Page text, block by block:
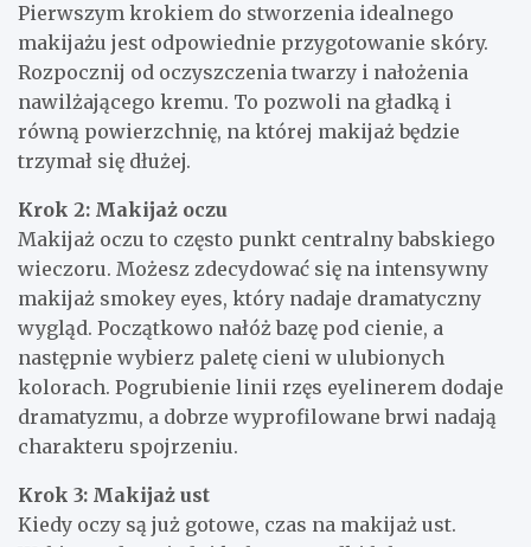
Pierwszym krokiem do stworzenia idealnego
makijażu jest odpowiednie przygotowanie skóry.
Rozpocznij od oczyszczenia twarzy i nałożenia
nawilżającego kremu. To pozwoli na gładką i
równą powierzchnię, na której makijaż będzie
trzymał się dłużej.
Krok 2: Makijaż oczu
Makijaż oczu to często punkt centralny babskiego
wieczoru. Możesz zdecydować się na intensywny
makijaż smokey eyes, który nadaje dramatyczny
wygląd. Początkowo nałóż bazę pod cienie, a
następnie wybierz paletę cieni w ulubionych
kolorach. Pogrubienie linii rzęs eyelinerem dodaje
dramatyzmu, a dobrze wyprofilowane brwi nadają
charakteru spojrzeniu.
Krok 3: Makijaż ust
Kiedy oczy są już gotowe, czas na makijaż ust.